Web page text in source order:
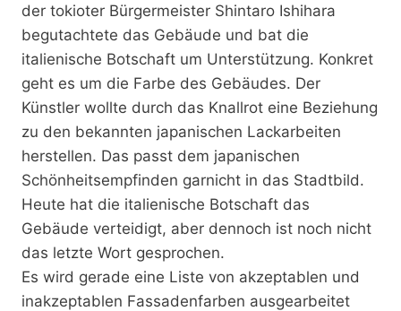
der tokioter Bürgermeister Shintaro Ishihara
begutachtete das Gebäude und bat die
italienische Botschaft um Unterstützung. Konkret
geht es um die Farbe des Gebäudes. Der
Künstler wollte durch das Knallrot eine Beziehung
zu den bekannten japanischen Lackarbeiten
herstellen. Das passt dem japanischen
Schönheitsempfinden garnicht in das Stadtbild.
Heute hat die italienische Botschaft das
Gebäude verteidigt, aber dennoch ist noch nicht
das letzte Wort gesprochen.
Es wird gerade eine Liste von akzeptablen und
inakzeptablen Fassadenfarben ausgearbeitet